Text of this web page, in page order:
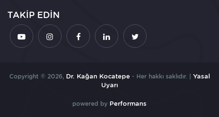
TAKİP EDİN
Copyright © 2026, Dr. Kağan Kocatepe- Her hakkı saklıdır. | Yasal
Uyarı
powered by Performans